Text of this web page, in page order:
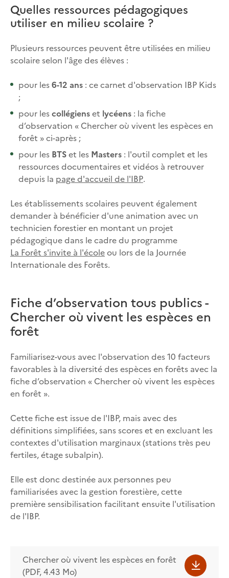
Quelles ressources pédagogiques
utiliser en milieu scolaire ?
Plusieurs ressources peuvent être utilisées en milieu
scolaire selon l'âge des élèves :
pour les6-12 ans : ce carnet d'observation IBP Kids
;
pour lescollégienset lycéens : la fiche
d’observation « Chercher où vivent les espèces en
forêt » ci-après ;
pour les BTSet les Masters : l'outil complet et les
ressources documentaires et vidéos à retrouver
depuis la page d'accueil de l'IBP.
Les établissements scolaires peuvent également
demander à bénéficier d'une animation avec un
technicien forestier en montant un projet
pédagogique dans le cadre du programme
La Forêt s'invite à l'écoleou lors de la Journée
Internationale des Forêts.
Fiche d’observation tous publics -
Chercher où vivent les espèces en
forêt
Familiarisez-vous avec l'observation des 10 facteurs
favorables à la diversité des espèces en forêts avec la
fiche d’observation « Chercher où vivent les espèces
en forêt ».
Cette fiche est issue de l'IBP, mais avec des
définitions simplifiées, sans scores et en excluant les
contextes d'utilisation marginaux (stations très peu
fertiles, étage subalpin).
Elle est donc destinée aux personnes peu
familiarisées avec la gestion forestière, cette
première sensibilisation facilitant ensuite l'utilisation
de l'IBP.
Chercher où vivent les espèces en forêt
(PDF, 4.43 Mo)